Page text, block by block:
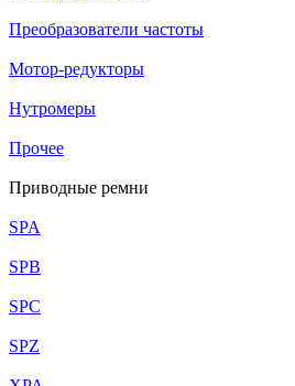
Преобразователи частоты
Мотор-редукторы
Нутромеры
Прочее
Приводные ремни
SPA
SPB
SPC
SPZ